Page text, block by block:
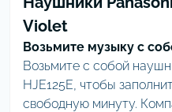
Violet
Возьмите музыку с
Возьмите с собой
HJE125E, чтобы
свободную минуту.